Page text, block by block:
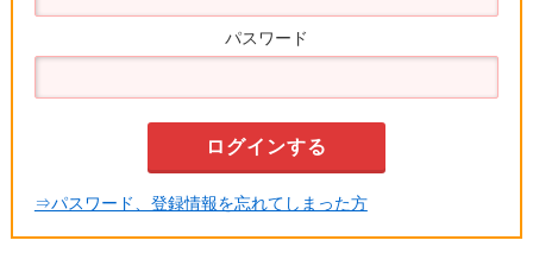
パスワード
⇒パスワード、登録情報を忘れてしまった方